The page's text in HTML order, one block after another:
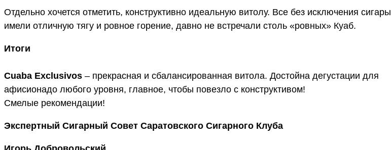
Отдельно хочется отметить, конструктивно идеальную витолу. Все без исключения сигары
имели отличную тягу и ровное горение, давно не встречали столь «ровных» Куаб.
Итоги
Cuaba Exclusivos – прекрасная и сбалансированная витола. Достойна дегустации для
афисионадо любого уровня, главное, чтобы повезло с конструктивом!
Смелые рекомендации!
Экспертный Сигарный Совет Саратовского Сигарного Клуба